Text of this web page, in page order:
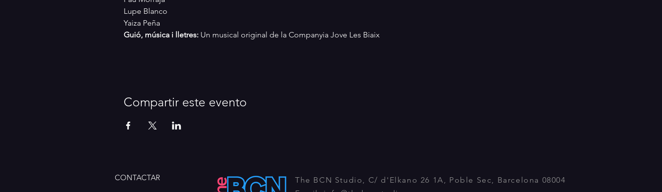
Lupe Blanco
Yaiza Peña
Guió, música i lletres: Un musical original de la Companyia Jove Les Biaix
Compartir este evento
CONTACTAR
The BCN Studio, C/ d'Elkano 26 1A, Poble Sec, Barcelona 08004